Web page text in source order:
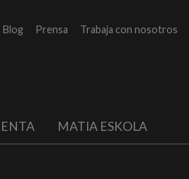
Blog Prensa Trabaja con nosotros
MATIA ESKOLA